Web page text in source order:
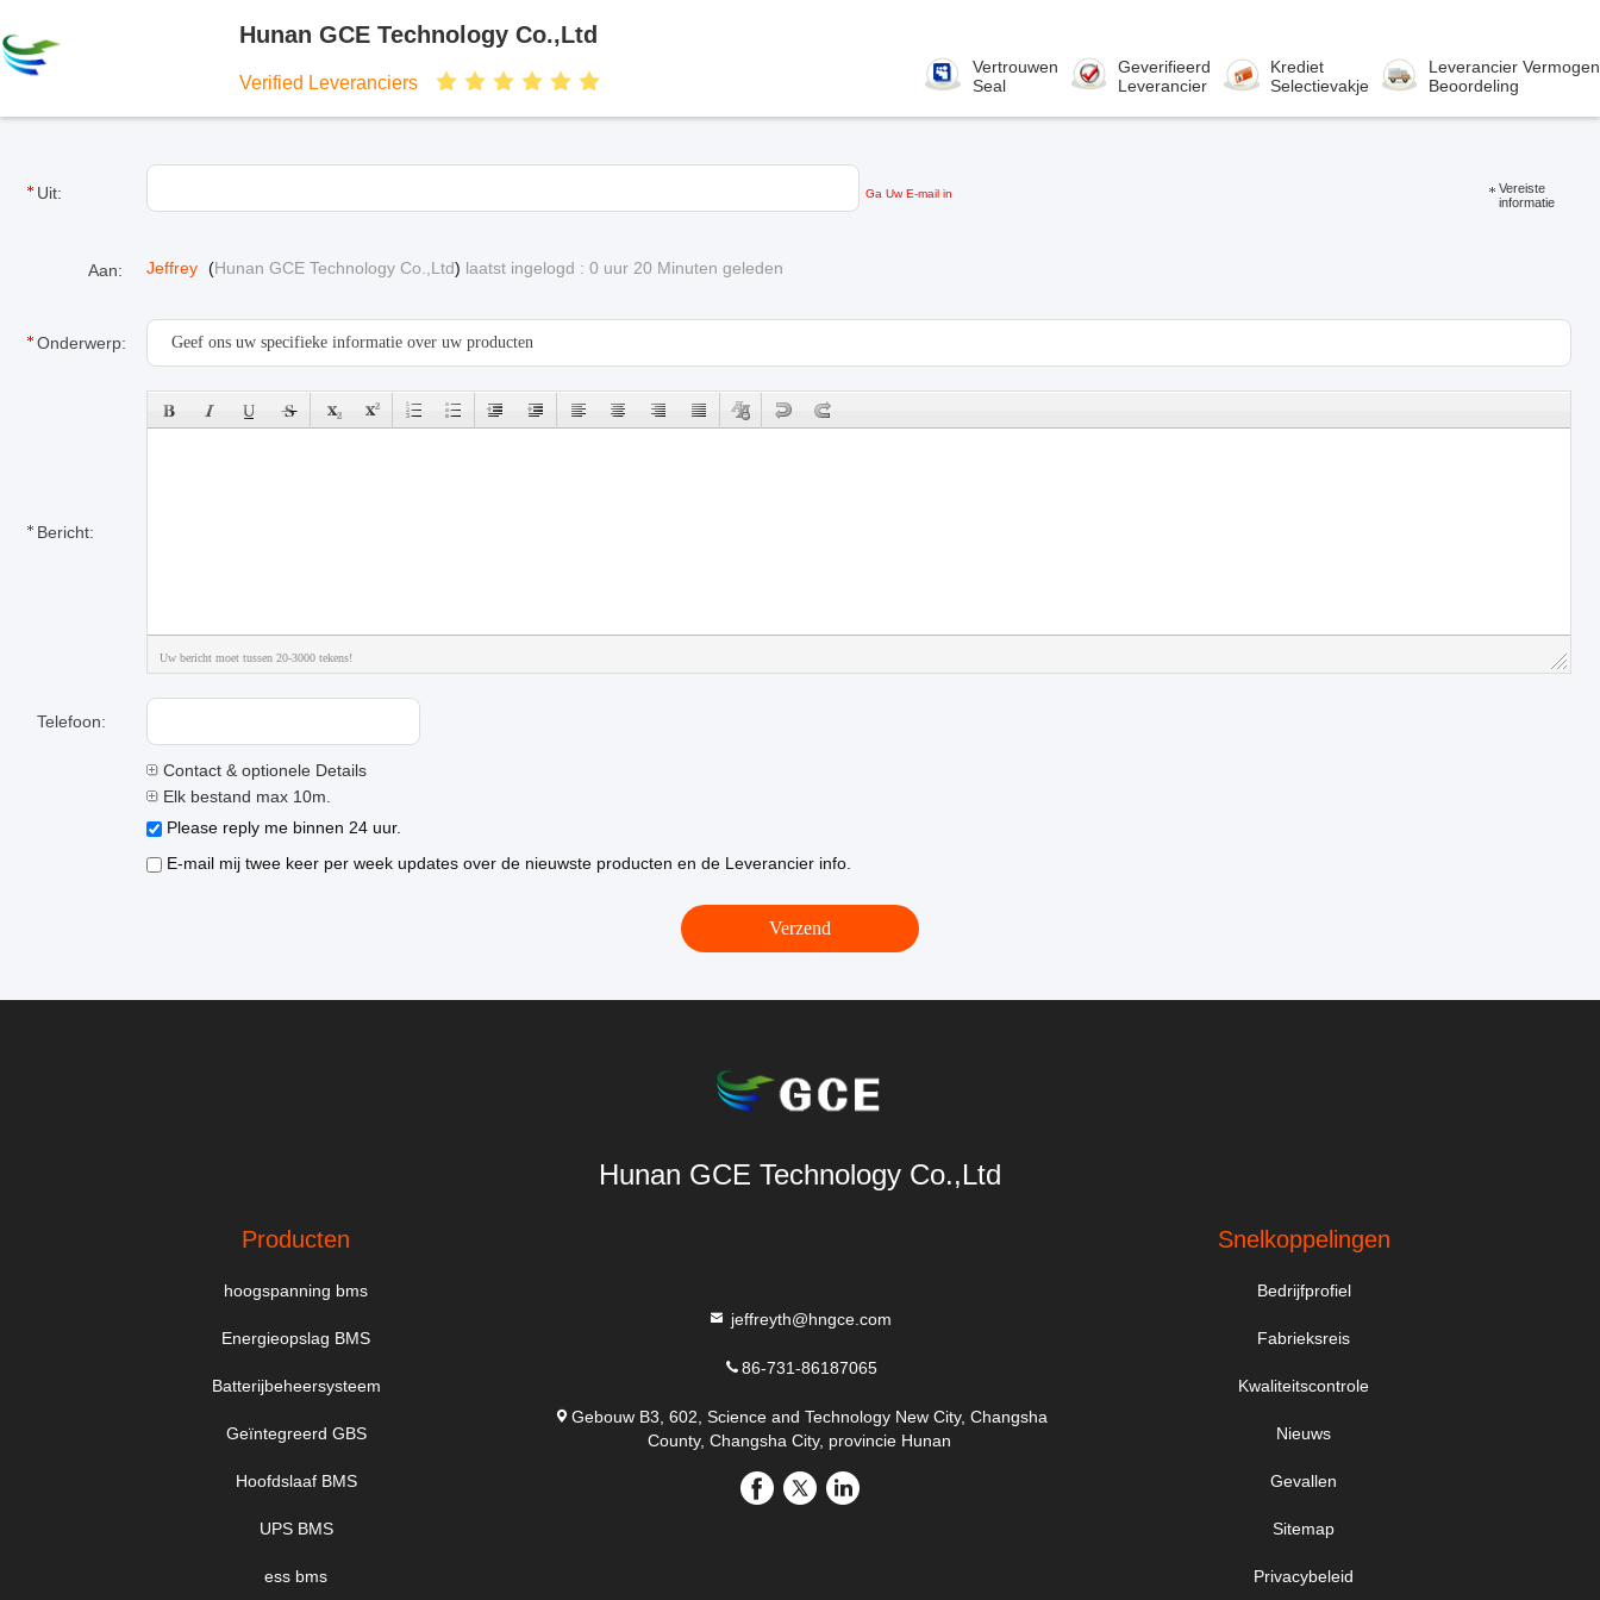
Hunan GCE Technology Co.,Ltd
Verified Leveranciers
Vertrouwen
Seal
Geverifieerd
Leverancier
Krediet
Selectievakje
Leverancier Vermogen
Beoordeling
Uit: Ga Uw E-mail in
Vereiste
informatie
Aan: Jeffrey (Hunan GCE Technology Co.,Ltd) laatst ingelogd : 0 uur 20 Minuten geleden
Onderwerp:
Bericht:
Uw bericht moet tussen 20-3000 tekens!
Telefoon:
Contact & optionele Details
Elk bestand max 10m.
Please reply me binnen 24 uur.
E-mail mij twee keer per week updates over de nieuwste producten en de Leverancier info.
Hunan GCE Technology Co.,Ltd
Producten
hoogspanning bms
Energieopslag BMS
Batterijbeheersysteem
Geïntegreerd GBS
Hoofdslaaf BMS
UPS BMS
ess bms
jeffreyth@hngce.com
86-731-86187065
Gebouw B3, 602, Science and Technology New City, Changsha
County, Changsha City, provincie Hunan
Snelkoppelingen
Bedrijfprofiel
Fabrieksreis
Kwaliteitscontrole
Nieuws
Gevallen
Sitemap
Privacybeleid